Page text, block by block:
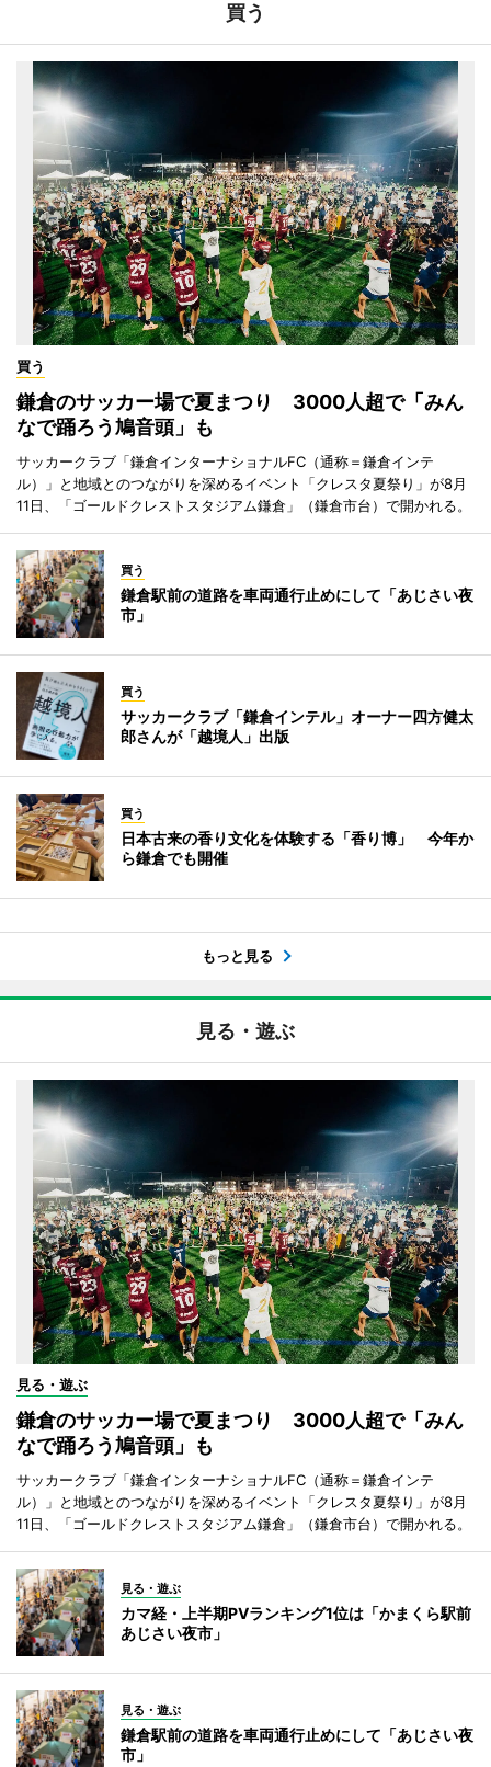
買う
買う
鎌倉のサッカー場で夏まつり 3000人超で「みん
なで踊ろう鳩音頭」も
サッカークラブ「鎌倉インターナショナルFC（通称＝鎌倉インテ
ル）」と地域とのつながりを深めるイベント「クレスタ夏祭り」が8月
11日、「ゴールドクレストスタジアム鎌倉」（鎌倉市台）で開かれる。
買う
鎌倉駅前の道路を車両通行止めにして「あじさい夜
市」
買う
サッカークラブ「鎌倉インテル」オーナー四方健太
郎さんが「越境人」出版
買う
日本古来の香り文化を体験する「香り博」 今年か
ら鎌倉でも開催
もっと見る
見る・遊ぶ
見る・遊ぶ
鎌倉のサッカー場で夏まつり 3000人超で「みん
なで踊ろう鳩音頭」も
サッカークラブ「鎌倉インターナショナルFC（通称＝鎌倉インテ
ル）」と地域とのつながりを深めるイベント「クレスタ夏祭り」が8月
11日、「ゴールドクレストスタジアム鎌倉」（鎌倉市台）で開かれる。
見る・遊ぶ
カマ経・上半期PVランキング1位は「かまくら駅前
あじさい夜市」
見る・遊ぶ
鎌倉駅前の道路を車両通行止めにして「あじさい夜
市」